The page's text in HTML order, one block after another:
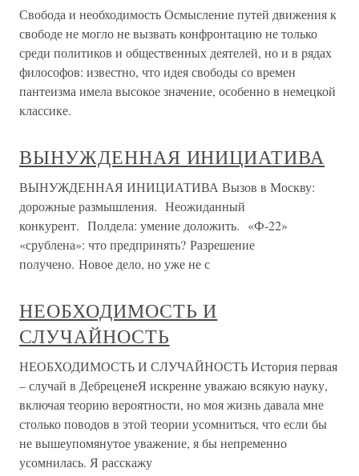
Свобода и необходимость Осмысление путей движения к
свободе не могло не вызвать конфронтацию не только
среди политиков и общественных деятелей, но и в рядах
философов: известно, что идея свободы со времен
пантеизма имела высокое значение, особенно в немецкой
классике.
ВЫНУЖДЕННАЯ ИНИЦИАТИВА
ВЫНУЖДЕННАЯ ИНИЦИАТИВА Вызов в Москву:
дорожные размышления. Неожиданный
конкурент. Полдела: умение доложить. «Ф-22»
«срублена»: что предпринять? Разрешение
получено. Новое дело, но уже не с
НЕОБХОДИМОСТЬ И
СЛУЧАЙНОСТЬ
НЕОБХОДИМОСТЬ И СЛУЧАЙНОСТЬ История первая
– случай в ДебреценеЯ искренне уважаю всякую науку,
включая теорию вероятности, но моя жизнь давала мне
столько поводов в этой теории усомниться, что если бы
не вышеупомянутое уважение, я бы непременно
усомнилась. Я расскажу